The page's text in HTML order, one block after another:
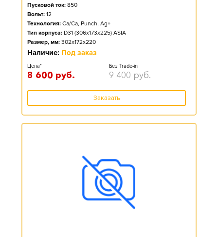
Пусковой ток: 850
Вольт: 12
Технология: Ca/Ca, Punch, Ag+
Тип корпуса: D31 (306x173x225) ASIA
Размер, мм: 302x172x220
Наличие: Под заказ
Цена*
8 600 руб.
Без Trade-in
9 400 руб.
Заказать